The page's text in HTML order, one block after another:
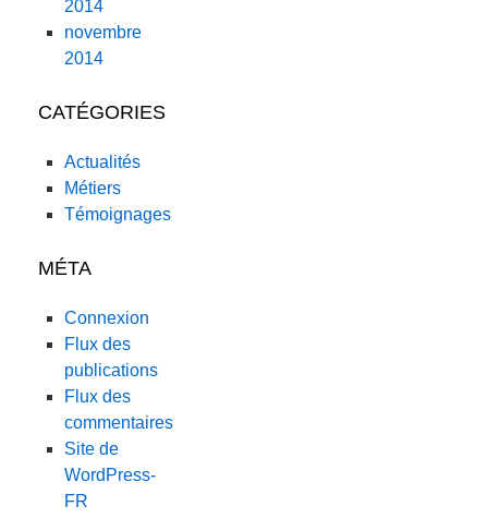
2014
novembre
2014
CATÉGORIES
Actualités
Métiers
Témoignages
MÉTA
Connexion
Flux des
publications
Flux des
commentaires
Site de
WordPress-
FR